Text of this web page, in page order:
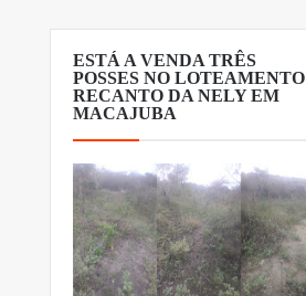
ESTÁ A VENDA TRÊS
POSSES NO LOTEAMENTO
RECANTO DA NELY EM
MACAJUBA